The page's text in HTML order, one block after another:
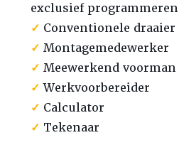
exclusief
✓ Conventionele
✓ Montagemedewerker
✓ Meewerkend voorman
✓Werkvoorbereider
✓ Calculator
✓ Tekenaar